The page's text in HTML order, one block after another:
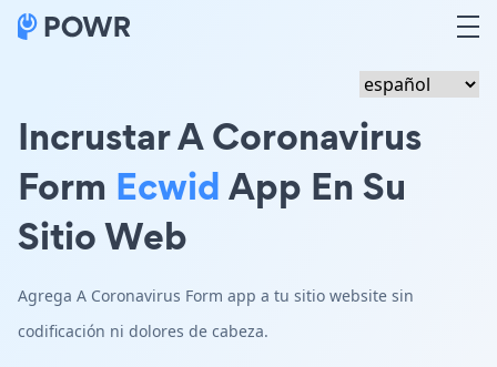
Incrustar A Coronavirus
Form EcwidApp En Su
Sitio Web
Agrega A Coronavirus Form app a tu sitio website sin
codificación ni dolores de cabeza.